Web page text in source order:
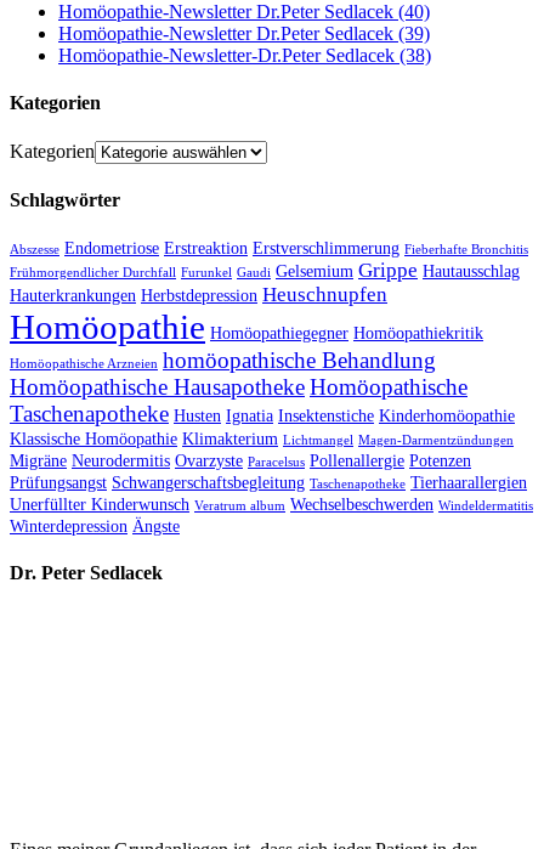
Homöopathie-Newsletter Dr.Peter Sedlacek (40)
Homöopathie-Newsletter Dr.Peter Sedlacek (39)
Homöopathie-Newsletter-Dr.Peter Sedlacek (38)
Kategorien
Kategorien
Schlagwörter
Abszesse Endometriose Erstreaktion Erstverschlimmerung Fieberhafte Bronchitis
Frühmorgendlicher Durchfall Furunkel Gaudi Gelsemium Grippe Hautausschlag
Hauterkrankungen Herbstdepression Heuschnupfen
Homöopathie Homöopathiegegner Homöopathiekritik
Homöopathische Arzneien homöopathische Behandlung
Homöopathische HausapothekeHomöopathische
Taschenapotheke Husten Ignatia Insektenstiche Kinderhomöopathie
Klassische Homöopathie Klimakterium Lichtmangel Magen-Darmentzündungen
Migräne Neurodermitis Ovarzyste Paracelsus Pollenallergie Potenzen
Prüfungsangst Schwangerschaftsbegleitung Taschenapotheke Tierhaarallergien
Unerfüllter Kinderwunsch Veratrum album Wechselbeschwerden Windeldermatitis
Winterdepression Ängste
Dr. Peter Sedlacek